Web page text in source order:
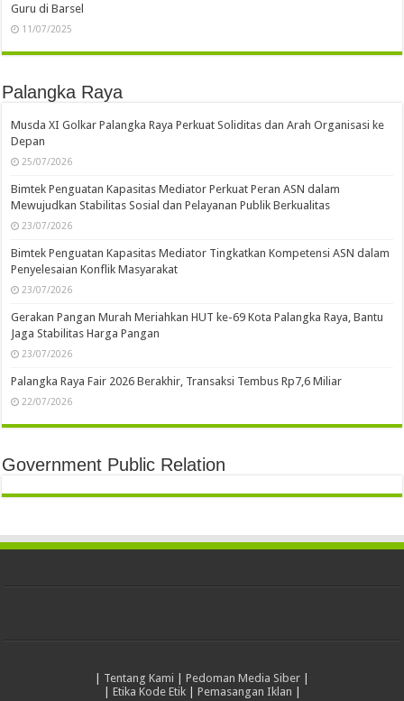
Guru di Barsel
11/07/2025
Palangka Raya
Musda XI Golkar Palangka Raya Perkuat Soliditas dan Arah Organisasi ke
Depan
25/07/2026
Bimtek Penguatan Kapasitas Mediator Perkuat Peran ASN dalam
Mewujudkan Stabilitas Sosial dan Pelayanan Publik Berkualitas
23/07/2026
Bimtek Penguatan Kapasitas Mediator Tingkatkan Kompetensi ASN dalam
Penyelesaian Konflik Masyarakat
23/07/2026
Gerakan Pangan Murah Meriahkan HUT ke-69 Kota Palangka Raya, Bantu
Jaga Stabilitas Harga Pangan
23/07/2026
Palangka Raya Fair 2026 Berakhir, Transaksi Tembus Rp7,6 Miliar
22/07/2026
Government Public Relation
| Tentang Kami | Pedoman Media Siber |
| Etika Kode Etik| Pemasangan Iklan |